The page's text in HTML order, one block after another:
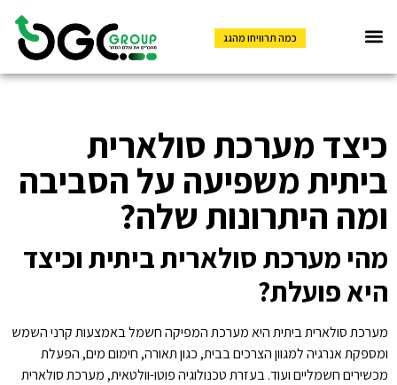
כמה תרוויחו מהגג
כיצד מערכת סולארית
ביתית משפיעה על הסביבה
ומה היתרונות שלה?
מהי מערכת סולארית ביתית וכיצד
היא פועלת?
מערכת סולארית ביתית היא מערכת המפיקה חשמל באמצעות קרני השמש
ומספקת אנרגיה למגוון הצרכים בבית, כגון תאורה, חימום מים, הפעלת
מכשירים חשמליים ועוד. בעזרת טכנולוגיה פוטו-וולטאית, מערכת סולארית